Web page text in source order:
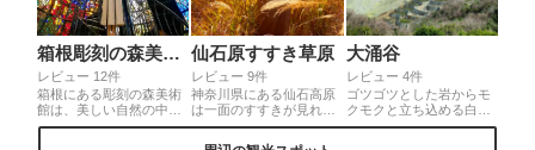
箱根彫刻の森美術館
レビュー 12件
箱根にある彫刻の森美術
館は、美しい自然の中に
作られたまさに自然の中
仙石原すすき草原
レビュー 9件
神奈川県にある仙石高原
は一面のすすきが見れる
事で有名です！インスタ
映えな写真も狙う事がで
大涌谷
レビュー 4件
ゴツゴツとした岩からモ
クモクと立ち込める白煙
や強烈な硫黄の香り。そ